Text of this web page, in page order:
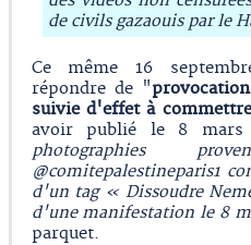
de civils gazaouis par le
Ce même 16
répondre de "
suivie d'effet à
avoir publié le 8 mars
photographies
@comitepalestineparis1
d'un tag « Dissoudre
d'une manifestation le 8
parquet.